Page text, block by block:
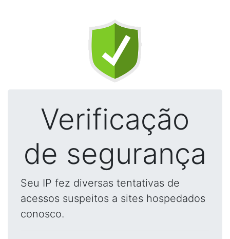
Verificação
de segurança
Seu IP fez diversas tentativas de
acessos suspeitos a sites hospedados
conosco.